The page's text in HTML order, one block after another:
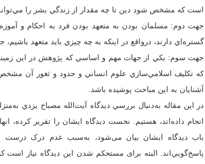
است که مشخص شود دين تا چه مقدار از زندگي بشر را
جهت دوم: مسلمان بودن به متعهد بودن فرد به احکام و
گستره‌اي دارند، درواقع در اينکه به چه چيزي بايد متعهد باشيم،
جهت سوم: يکي از جهات مهم و اساسي که پژوهش در اين
که تکليف اسلامي‌سازي علوم انساني و حدود و ثغور آن
آشنايان به اين مباحث پوشيده باشد.
در اين مقاله به‌دنبال بررسي ديدگاه آیت‌الله مصباح يزدي
انجام داده‌اند، هستيم. نخست ديدگاه ايشان را تقرير کرده،
باب دیدگاه ایشان بیان می‌شود، به‌سبب عدم درک درست
پاسخ‌گويي‌اند. البته برای مستحکم شدن این دیدگاه نیاز است